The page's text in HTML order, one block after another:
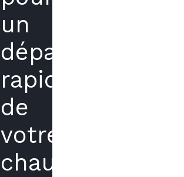
un
dépannage
rapide
de
votre
chaudière